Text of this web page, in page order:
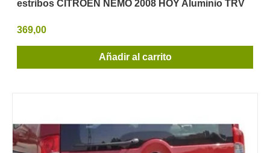
estribos CITROEN NEMO 2008 HOY Aluminio TRV
369,00
Añadir al carrito